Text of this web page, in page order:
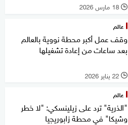
l 18 مارس 2026
عالم
وقف عمل أكبر محطة نووية بالعالم
بعد ساعات من إعادة تشغيلها
l 22 يناير 2026
عالم
"الذرية" ترد على زيلينسكي: "لا خطر
وشيكا" في محطة زابوريجيا